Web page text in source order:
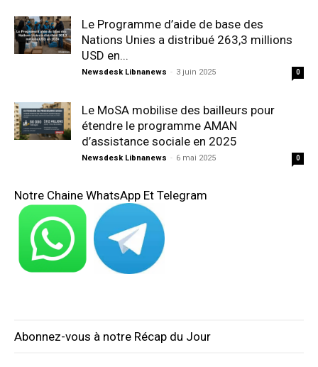
Le Programme d’aide de base des
Nations Unies a distribué 263,3 millions
USD en...
Newsdesk Libnanews - 3 juin 2025 0
Le MoSA mobilise des bailleurs pour
étendre le programme AMAN
d’assistance sociale en 2025
Newsdesk Libnanews - 6 mai 2025 0
Notre Chaine WhatsApp Et Telegram
Abonnez-vous à notre Récap du Jour